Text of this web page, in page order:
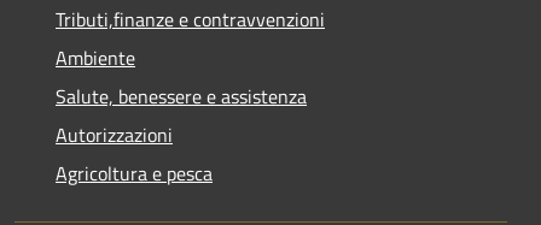
Tributi,finanze e contravvenzioni
Ambiente
Salute, benessere e assistenza
Autorizzazioni
Agricoltura e pesca